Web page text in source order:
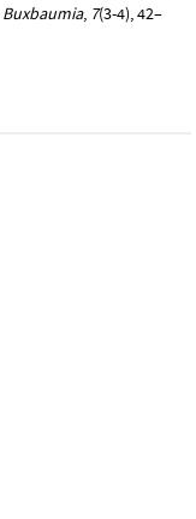
Buxbaumia, 7(3-4), 42–